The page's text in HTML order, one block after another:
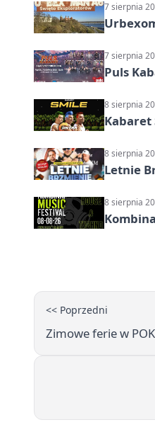
7 sierpnia
7 sierpnia
Puls
8 sierpnia
Kabaret
8 sierpnia
Letnie
8 sierpnia
<< Poprzedni
Zimowe ferie w